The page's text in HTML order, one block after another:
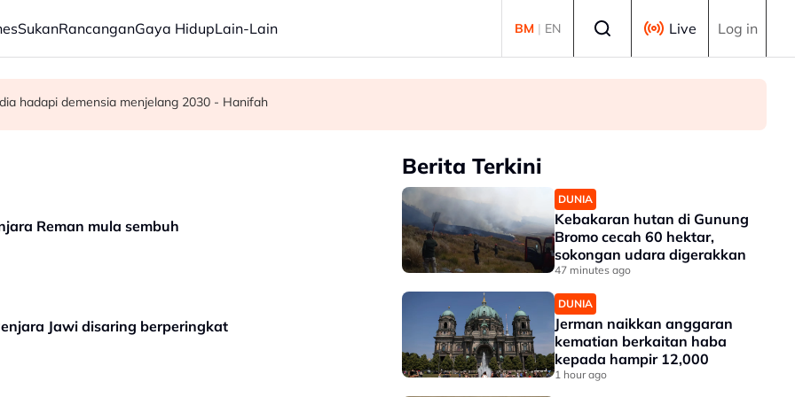
SukanRancanganGaya HidupLain-Lain BM | EN Live Log in
sokongan udara digerakkan
kepada hampir 12,000
hadapi demensia menjelang 2030 - Hanifah
Reman mula sembuh
Jawi disaring berperingkat
Berita Terkini
DUNIA
Kebakaran hutan di Gunung
Bromo cecah 60 hektar,
sokongan udara digerakkan
47 minutes ago
DUNIA
Jerman naikkan anggaran
kematian berkaitan haba
kepada hampir 12,000
1 hour ago